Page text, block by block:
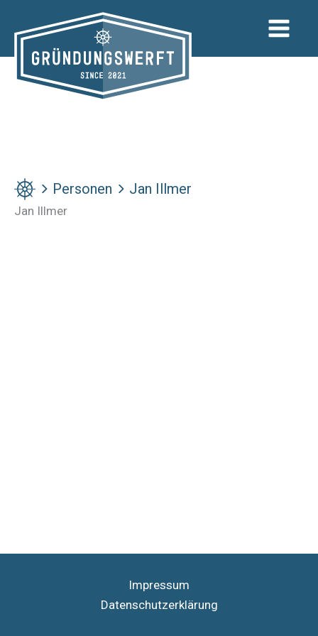
Inhalt
springen
Personen Jan Illmer
Jan Illmer
Impressum
Datenschutzerklärung